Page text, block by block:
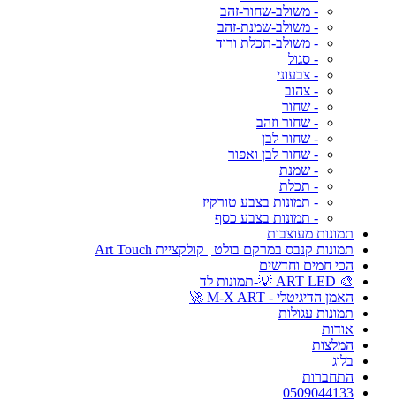
- משולב-שחור-זהב
- משולב-שמנת-זהב
- משולב-תכלת ורוד
- סגול
- צבעוני
- צהוב
- שחור
- שחור וזהב
- שחור לבן
- שחור לבן ואפור
- שמנת
- תכלת
- תמונות בצבע טורקיז
- תמונות בצבע כסף
תמונות מעוצבות
תמונות קנבס במרקם בולט | קולקציית Art Touch
הכי חמים וחדשים
🎨 ART LED 💡-תמונות לד
האמן הדיגיטלי - M-X ART 🚀
תמונות עגולות
אודות
המלצות
בלוג
התחברות
0509044133